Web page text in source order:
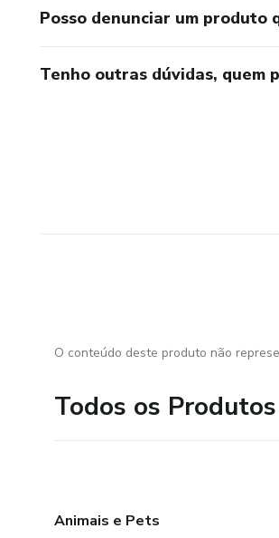
Posso denunciar um produto
Tenho outras dúvidas, quem
O conteúdo deste produto não
Todos os Produtos
Animais e Pets